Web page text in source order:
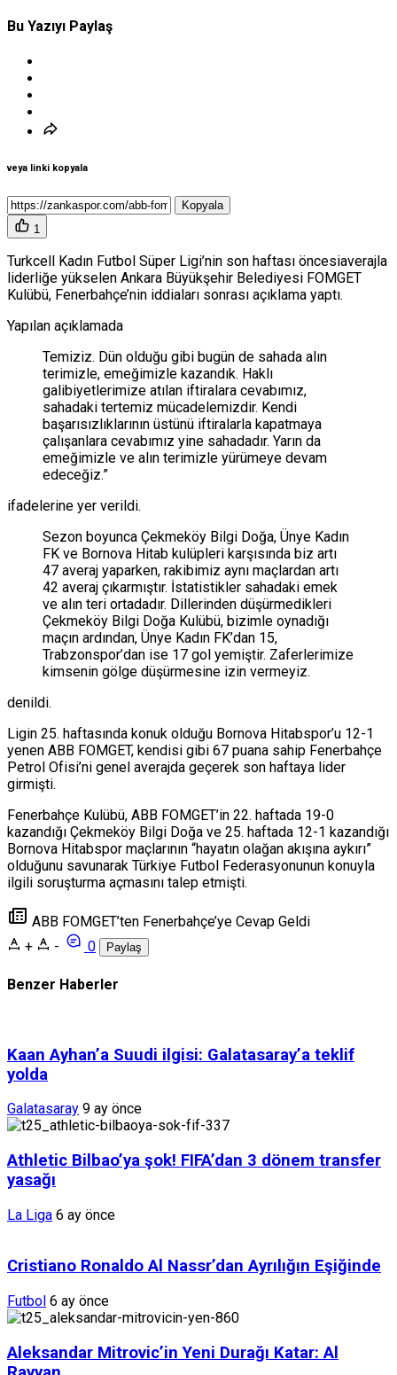
Bu Yazıyı Paylaş
veya linki kopyala
Kopyala
1
Turkcell Kadın Futbol Süper Ligi’nin son haftası öncesiaverajla
liderliğe yükselen Ankara Büyükşehir Belediyesi FOMGET
Kulübü, Fenerbahçe’nin iddiaları sonrası açıklama yaptı.
Yapılan açıklamada
Temiziz. Dün olduğu gibi bugün de sahada alın
terimizle, emeğimizle kazandık. Haklı
galibiyetlerimize atılan iftiralara cevabımız,
sahadaki tertemiz mücadelemizdir. Kendi
başarısızlıklarının üstünü iftiralarla kapatmaya
çalışanlara cevabımız yine sahadadır. Yarın da
emeğimizle ve alın terimizle yürümeye devam
edeceğiz.”
ifadelerine yer verildi.
Sezon boyunca Çekmeköy Bilgi Doğa, Ünye Kadın
FK ve Bornova Hitab kulüpleri karşısında biz artı
47 averaj yaparken, rakibimiz aynı maçlardan artı
42 averaj çıkarmıştır. İstatistikler sahadaki emek
ve alın teri ortadadır. Dillerinden düşürmedikleri
Çekmeköy Bilgi Doğa Kulübü, bizimle oynadığı
maçın ardından, Ünye Kadın FK’dan 15,
Trabzonspor’dan ise 17 gol yemiştir. Zaferlerimize
kimsenin gölge düşürmesine izin vermeyiz.
denildi.
Ligin 25. haftasında konuk olduğu Bornova Hitabspor’u 12-1
yenen ABB FOMGET, kendisi gibi 67 puana sahip Fenerbahçe
Petrol Ofisi’ni genel averajda geçerek son haftaya lider
girmişti.
Fenerbahçe Kulübü, ABB FOMGET’in 22. haftada 19-0
kazandığı Çekmeköy Bilgi Doğa ve 25. haftada 12-1 kazandığı
Bornova Hitabspor maçlarının “hayatın olağan akışına aykırı”
olduğunu savunarak Türkiye Futbol Federasyonunun konuyla
ilgili soruşturma açmasını talep etmişti.
ABB FOMGET’ten Fenerbahçe’ye Cevap Geldi
+
- 0 Paylaş
Benzer Haberler
Kaan Ayhan’a Suudi ilgisi: Galatasaray’a teklif
yolda
Galatasaray 9 ay önce
Athletic Bilbao’ya şok! FIFA’dan 3 dönem transfer
yasağı
La Liga 6 ay önce
Cristiano Ronaldo Al Nassr’dan Ayrılığın Eşiğinde
Futbol 6 ay önce
Aleksandar Mitrovic’in Yeni Durağı Katar: Al